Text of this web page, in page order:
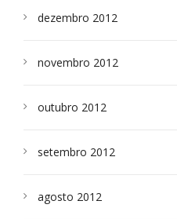
dezembro 2012
novembro 2012
outubro 2012
setembro 2012
agosto 2012